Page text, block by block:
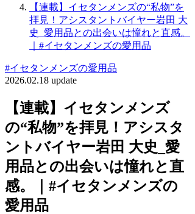
【連載】イセタンメンズの“私物”を
拝見！アシスタントバイヤー岩田 大
史_愛用品との出会いは憧れと直感。
｜#イセタンメンズの愛用品
#イセタンメンズの愛用品
2026.02.18 update
【連載】イセタンメンズ
の“私物”を拝見！アシスタ
ントバイヤー岩田 大史_愛
用品との出会いは憧れと直
感。｜#イセタンメンズの
愛用品